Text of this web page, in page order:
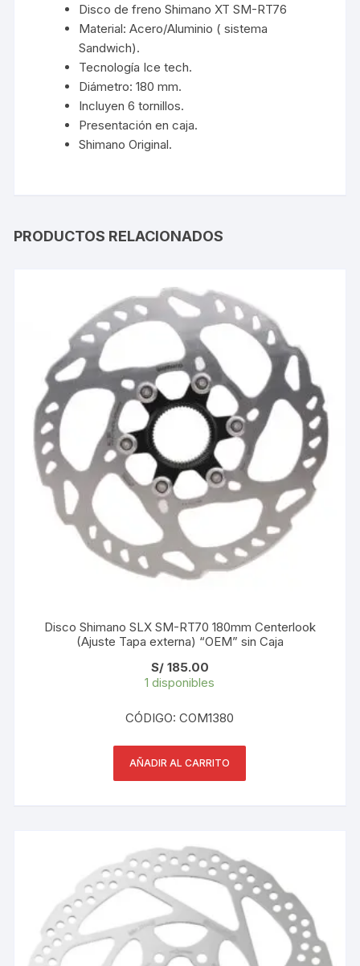
Disco de freno Shimano XT SM-RT76
Material: Acero/Aluminio ( sistema
Sandwich).
Tecnología Ice tech.
Diámetro: 180 mm.
Incluyen 6 tornillos.
Presentación en caja.
Shimano Original.
PRODUCTOS RELACIONADOS
Disco Shimano SLX SM-RT70 180mm Centerlook
(Ajuste Tapa externa) “OEM” sin Caja
S/185.00
1 disponibles
CÓDIGO: COM1380
AÑADIR AL CARRITO